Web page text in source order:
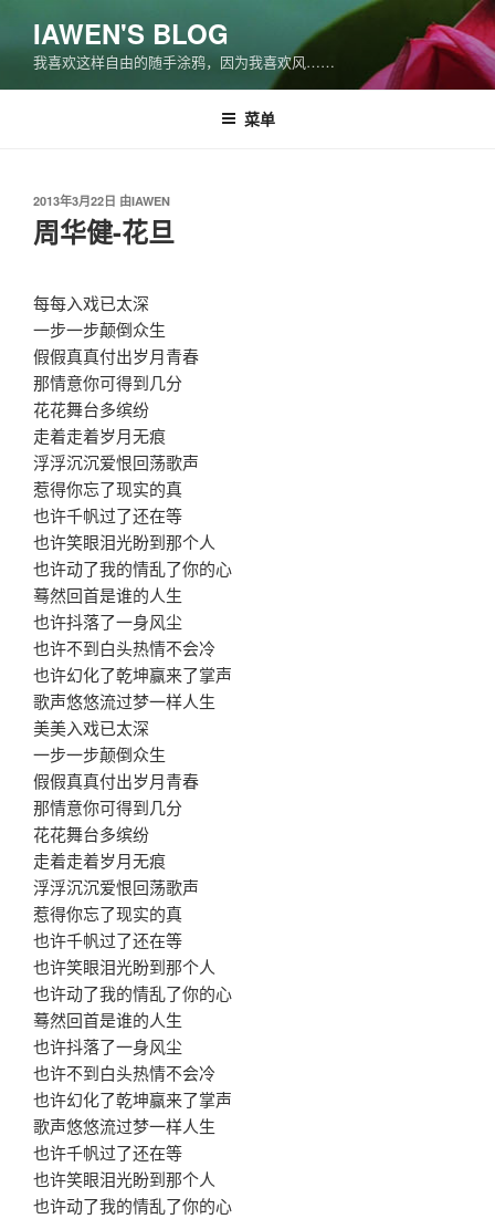
容
IAWEN'S BLOG
我喜欢这样自由的随手涂鸦，因为我喜欢风……
菜单
发
布
于
2013年3月22日 由IAWEN
周华健-花旦
每每入戏已太深
一步一步颠倒众生
假假真真付出岁月青春
那情意你可得到几分
花花舞台多缤纷
走着走着岁月无痕
浮浮沉沉爱恨回荡歌声
惹得你忘了现实的真
也许千帆过了还在等
也许笑眼泪光盼到那个人
也许动了我的情乱了你的心
蓦然回首是谁的人生
也许抖落了一身风尘
也许不到白头热情不会冷
也许幻化了乾坤赢来了掌声
歌声悠悠流过梦一样人生
美美入戏已太深
一步一步颠倒众生
假假真真付出岁月青春
那情意你可得到几分
花花舞台多缤纷
走着走着岁月无痕
浮浮沉沉爱恨回荡歌声
惹得你忘了现实的真
也许千帆过了还在等
也许笑眼泪光盼到那个人
也许动了我的情乱了你的心
蓦然回首是谁的人生
也许抖落了一身风尘
也许不到白头热情不会冷
也许幻化了乾坤赢来了掌声
歌声悠悠流过梦一样人生
也许千帆过了还在等
也许笑眼泪光盼到那个人
也许动了我的情乱了你的心